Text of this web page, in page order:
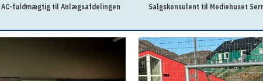
AC-fuldmægtig til Anlægsafdelingen Salgskonsulent til Mediehuset